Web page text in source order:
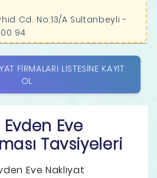
Cd. No:13/A Sultanbeyli -
94
FIRMALARI LISTESINE KAYIT
OL
Eve
Tavsiyeleri
Eve Nakliyat